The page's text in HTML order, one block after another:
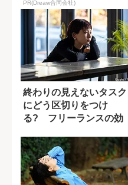
PR(Dreaw合同会社)
終わりの見えないタスク
にどう区切りをつけ
る? フリーランスの効